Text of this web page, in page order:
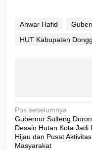
Anwar Hafid
HUT Kabupaten
N
a
v
Pos sebelumnya
Gubernur Sulteng
Desain Hutan Kota Jadi
Hijau dan Pusat Aktivitas
Masyarakat